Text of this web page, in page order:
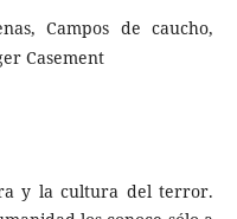
Campos de caucho,
Casement
y la cultura del terror.